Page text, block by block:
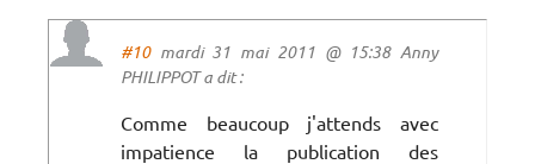
#10mardi 31 mai 2011 @ 15:38 Anny
PHILIPPOT a dit :
Comme beaucoup j'attends avec
impatience la publication des